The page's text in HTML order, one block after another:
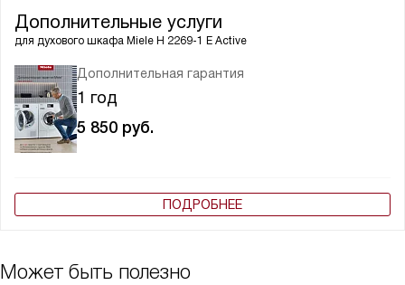
Дополнительные услуги
для духового шкафа Miele H 2269-1 E Active
Дополнительная гарантия
1 год
5 850 руб.
ПОДРОБНЕЕ
Может быть полезно